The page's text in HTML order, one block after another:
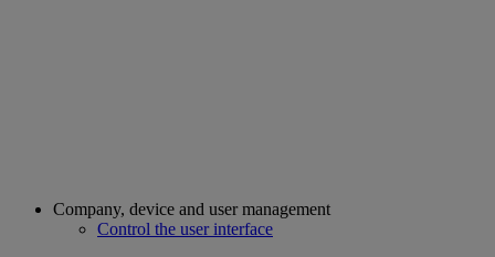
Company, device and user management
Control the user interface